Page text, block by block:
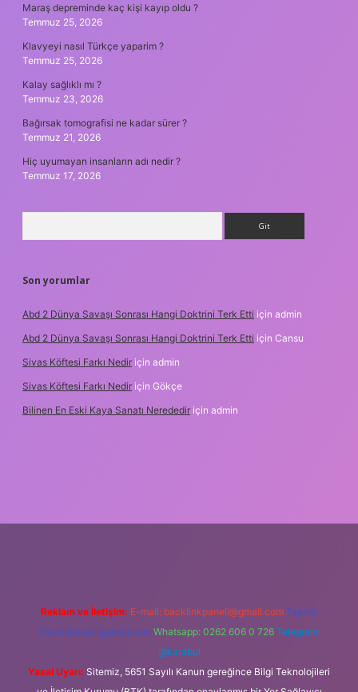
Maraş depreminde kaç kişi kayıp oldu ?
Temmuz 25, 2026
Klavyeyi nasıl Türkçe yaparim ?
Temmuz 25, 2026
Kalay sağlıklı mı ?
Temmuz 23, 2026
Bağırsak tomografisi ne kadar sürer ?
Temmuz 21, 2026
Hiç uyumayan insanların adı nedir ?
Temmuz 17, 2026
Son yorumlar
Abd 2 Dünya Savaşı Sonrası Hangi Doktrini Terk Etti için admin
Abd 2 Dünya Savaşı Sonrası Hangi Doktrini Terk Etti için Cansu
Sivas Köftesi Farkı Nedir için admin
Sivas Köftesi Farkı Nedir için Gökçe
Bilinen En Eski Kaya Sanatı Nerededir için admin
Reklam ve İletişim: E-mail: backlinkpaneli@gmail.com Teams:
forumhizmeti@gmail.com Whatsapp: 0262 606 0 726 Telegram:
@karabul
Yasal Uyarı: Sitemiz, 5651 Sayılı Kanun gereğince Bilgi Teknolojileri